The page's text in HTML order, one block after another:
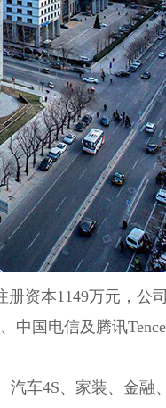
册资本1149万元，公
中国电信及腾讯
汽车4S、家装、金融、